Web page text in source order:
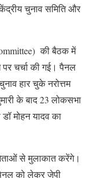
चुनाव समिति और
की बैठक में
चर्चा की गई। पैनल
हार चुके नरोत्तम
के बाद 23 लोकसभा
मोहन यादव का
से मुलाकात करेंगे।
को लेकर जेपी